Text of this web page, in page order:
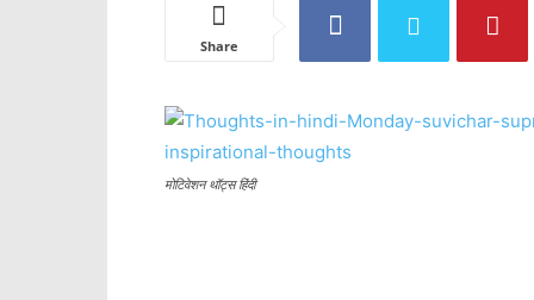
Share
मोटिवेशन थॉट्स हिंदी